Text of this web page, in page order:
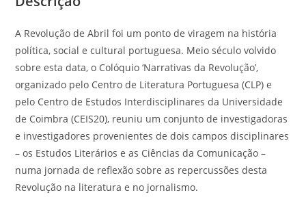
A Revolução de Abril foi um ponto de viragem na história
política, social e cultural portuguesa. Meio século volvido
sobre esta data, o Colóquio ‘Narrativas da Revolução’,
organizado pelo Centro de Literatura Portuguesa (CLP) e
pelo Centro de Estudos Interdisciplinares da Universidade
de Coimbra (CEIS20), reuniu um conjunto de investigadoras
e investigadores provenientes de dois campos disciplinares
– os Estudos Literários e as Ciências da Comunicação –
numa jornada de reflexão sobre as repercussões desta
Revolução na literatura e no jornalismo.